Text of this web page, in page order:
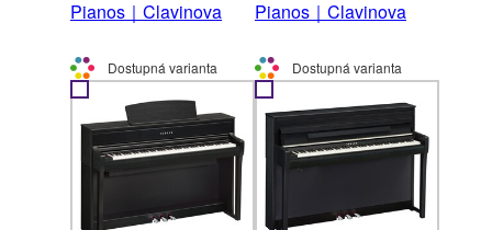
Pianos｜Clavinova
Dostupná varianta
Pianos｜Clavinova
Dostupná varianta